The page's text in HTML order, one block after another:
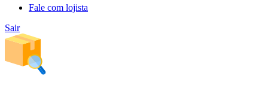
Fale com lojista
Sair